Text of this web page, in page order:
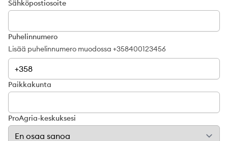
Sähköpostiosoite
Puhelinnumero
Lisää puhelinnumero muodossa +358400123456
Paikkakunta
ProAgria-keskuksesi